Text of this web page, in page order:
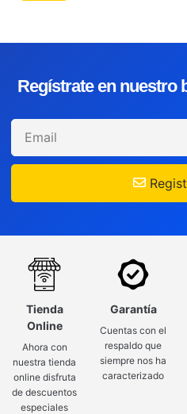
Regístrate en nuestro
Tienda
Online
Ahora con
nuestra tienda
online disfruta
de descuentos
especiales
Garantía
Cuentas con el
respaldo que
siempre nos ha
caracterizado